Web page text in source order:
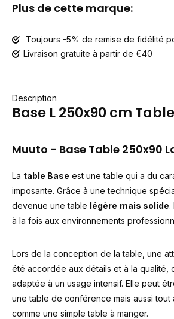
Plus de cette marque:
Toujours -5% de remise de fidélité
Livraison gratuite à partir de €40
Description
Base L 250x90 cm Table
Muuto - Base Table 250x90
La table Base est une table qui a du
imposante. Grâce à une technique
devenue une table légère mais solide.
à la fois aux environnements
Lors de la conception de la table, une
été accordée aux détails et à la qualité,
adaptée à un usage intensif. Elle peut
une table de conférence mais aussi tout
comme une simple table à manger.